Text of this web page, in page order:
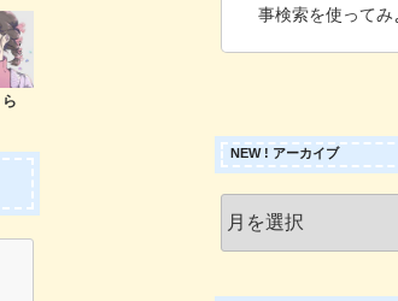
事検索を使ってみ
NEW ! アーカイブ